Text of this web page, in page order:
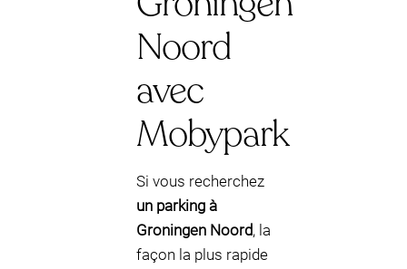
Noord
avec
Mobypark
Si vous recherchez
un parking à
Groningen Noord, la
façon la plus rapide